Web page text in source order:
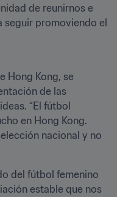
de reunirnos e
promoviendo el
Hong Kong, se
de las
“El fútbol
en Hong Kong.
nacional y no
del fútbol femenino
estable que nos